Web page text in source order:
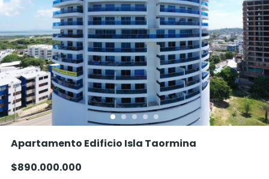
Apartamento Edificio Isla Taormina
$890.000.000